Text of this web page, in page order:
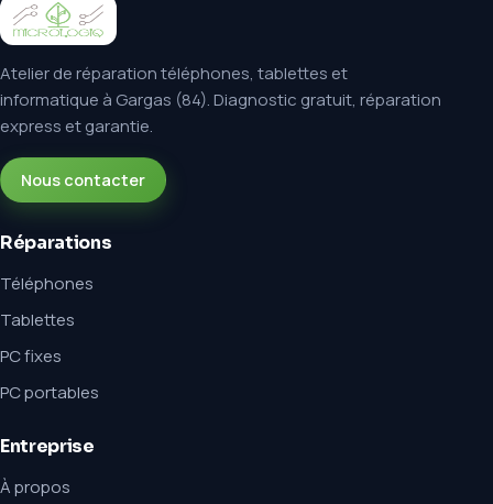
Atelier de réparation téléphones, tablettes et
informatique à Gargas (84). Diagnostic gratuit, réparation
express et garantie.
Nous contacter
Réparations
Téléphones
Tablettes
PC fixes
PC portables
Entreprise
À propos